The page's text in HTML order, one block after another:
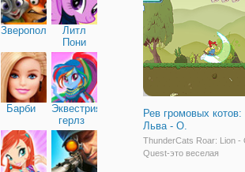
Зверополис
Литл
Пони
Дружба
Барби
Эквестрия
герлз
войн". По сюжетной
Рев громовых котов:
Льва - О.
ThunderCats Roar: Lion -
Quest-это веселая